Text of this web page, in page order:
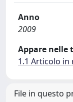
Anno
2009
Appare nelle
1.1 Articolo in
File in questo